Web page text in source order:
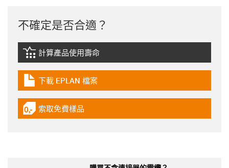
不確定是否合適？
igus-icon-lebensdauerrechner
計算產品使用壽命
igus-icon-download-plan
下載 EPLAN 檔案
igus-icon-gratismuster
索取免費樣品